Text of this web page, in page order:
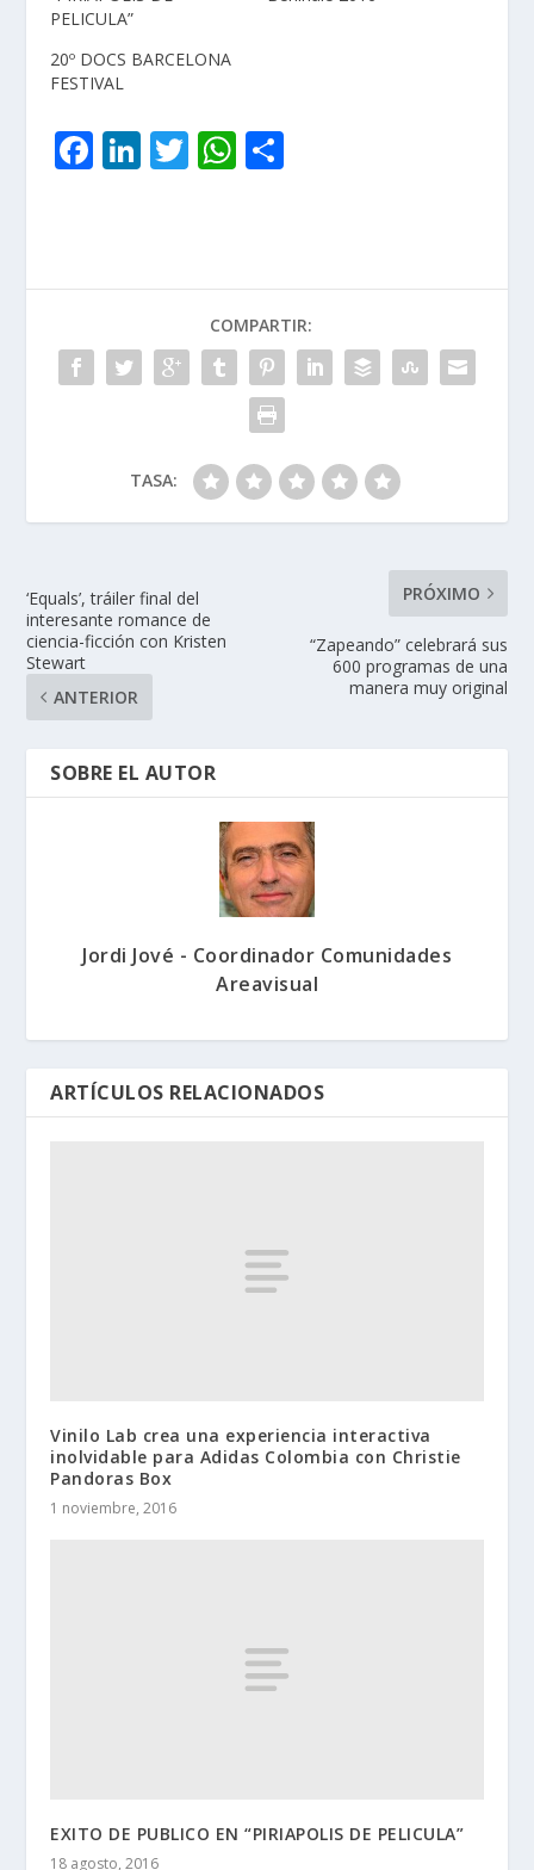
PELICULA”
20º DOCS BARCELONA
FESTIVAL
F
o
o
k
Li
dI
n
T W
A
p
p
ar
ti
r
COMPARTIR:
TASA:
‘Equals’, tráiler final del
interesante romance de
ciencia-ficción con Kristen
Stewart
ANTERIOR
PRÓXIMO
“Zapeando” celebrará sus
600 programas de una
manera muy original
SOBRE EL AUTOR
Jordi Jové - Coordinador Comunidades
Areavisual
ARTÍCULOS RELACIONADOS
Vinilo Lab crea una experiencia interactiva
inolvidable para Adidas Colombia con Christie
Pandoras Box
1 noviembre, 2016
EXITO DE PUBLICO EN “PIRIAPOLIS DE PELICULA”
18 agosto, 2016